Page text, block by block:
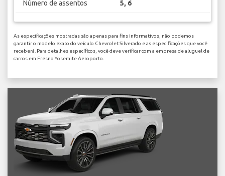
Número de assentos 5, 6
As especificações mostradas são apenas para fins informativos, não podemos
garantir o modelo exato do veículo Chevrolet Silverado e as especificações que você
receberá. Para detalhes específicos, você deve verificar com a empresa de aluguel de
carros em Fresno Yosemite Aeroporto.